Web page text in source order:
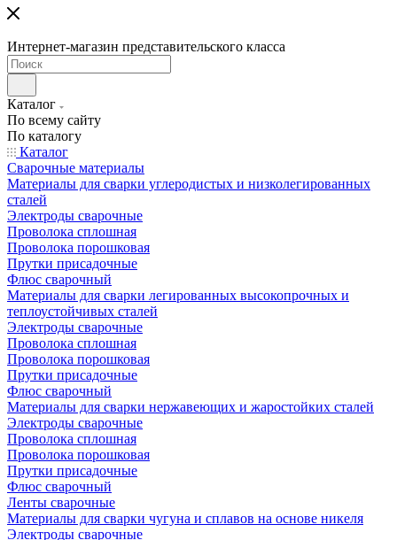
Интернет-магазин представительского класса
Каталог
По всему сайту
По каталогу
Каталог
Сварочные материалы
Материалы для сварки углеродистых и низколегированных
сталей
Электроды сварочные
Проволока сплошная
Проволока порошковая
Прутки присадочные
Флюс сварочный
Материалы для сварки легированных высокопрочных и
теплоустойчивых сталей
Электроды сварочные
Проволока сплошная
Проволока порошковая
Прутки присадочные
Флюс сварочный
Материалы для сварки нержавеющих и жаростойких сталей
Электроды сварочные
Проволока сплошная
Проволока порошковая
Прутки присадочные
Флюс сварочный
Ленты сварочные
Материалы для сварки чугуна и сплавов на основе никеля
Электроды сварочные